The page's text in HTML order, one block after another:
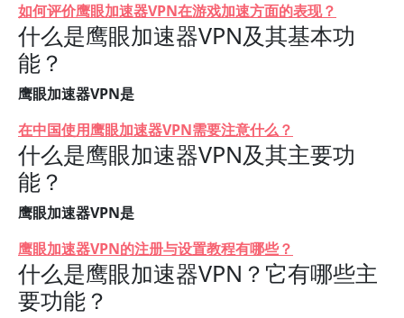
如何评价鹰眼加速器VPN在游戏加速方面的表现？
什么是鹰眼加速器VPN及其基本功
能？
鹰眼加速器VPN是
在中国使用鹰眼加速器VPN需要注意什么？
什么是鹰眼加速器VPN及其主要功
能？
鹰眼加速器VPN是
鹰眼加速器VPN的注册与设置教程有哪些？
什么是鹰眼加速器VPN？它有哪些主
要功能？